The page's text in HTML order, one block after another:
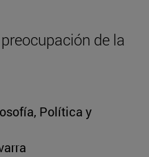
de la
Política y